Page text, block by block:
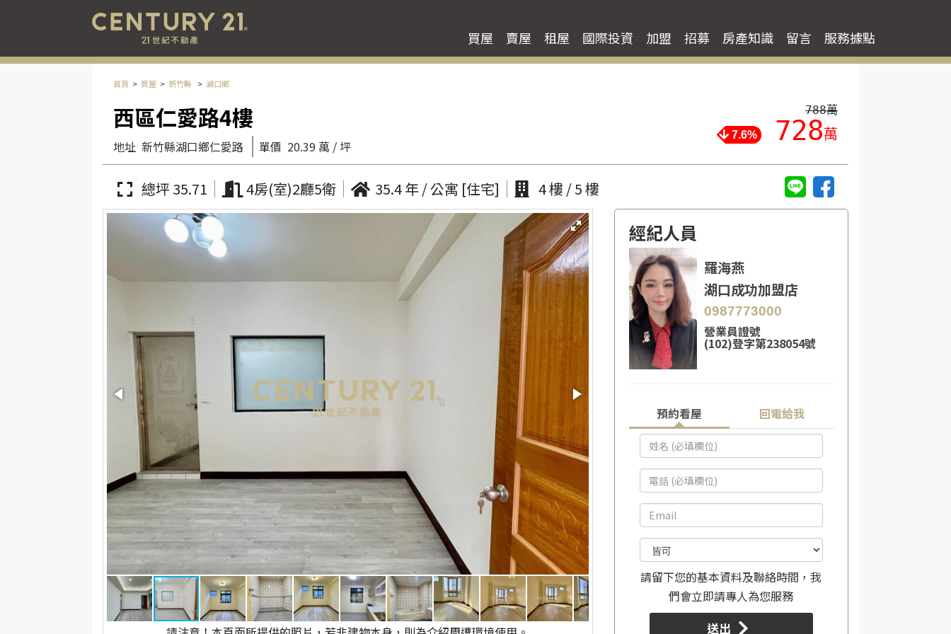
買屋 賣屋 租屋 國際投資 加盟 招募 房產知識 留言 服務據點
首頁 買屋 新竹縣 湖口鄉
西區仁愛路4樓
地址 新竹縣湖口鄉仁愛路 單價 20.39 萬 / 坪
788萬
7.6% 728萬
總坪 35.71 4房(室)2廳5衛 35.4 年 / 公寓 [住宅] 4 樓 / 5 樓
經紀人員
羅海燕
湖口成功加盟店
0987773000
營業員證號
(102)登字第238054號
預約看屋 回電給我
請留下您的基本資料及聯絡時間，我
們會立即請專人為您服務
送出